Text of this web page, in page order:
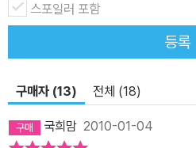
스포일러 포함
등록
구매자 (13) 전체 (18)
국희맘 2010-01-04